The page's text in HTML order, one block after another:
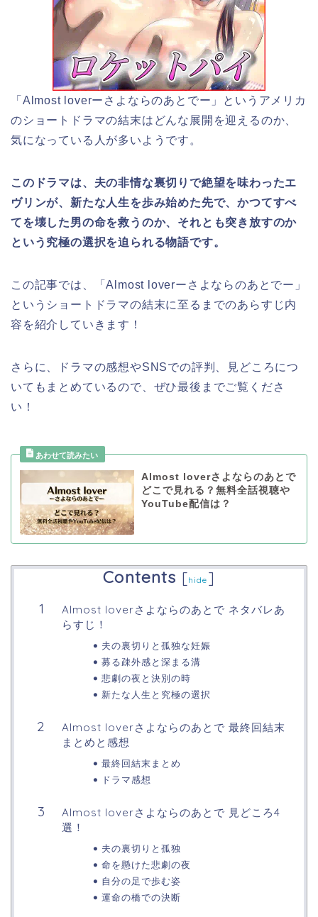
「Almost loverーさよならのあとでー」というアメリカ
のショートドラマの結末はどんな展開を迎えるのか、
気になっている人が多いようです。
このドラマは、夫の非情な裏切りで絶望を味わったエ
ヴリンが、新たな人生を歩み始めた先で、かつてすべ
てを壊した男の命を救うのか、それとも突き放すのか
という究極の選択を迫られる物語です。
この記事では、
「Almost loverーさよならのあとでー」
と いうショートドラマの結末に至るまでのあらすじ内
容を紹介していきます！
さらに、ドラマの感想やSNSでの評判、見どころにつ
いてもまとめているので、ぜひ最後までご覧くださ
い！
Almost loverさよならのあとで
どこで見れる？無料全話視聴や
YouTube配信は？
Contents [hide ]
Almost loverさよならのあとで ネタバレあ
らすじ！
夫の裏切りと孤独な妊娠
募る疎外感と深まる溝
悲劇の夜と決別の時
新たな人生と究極の選択
Almost loverさよならのあとで 最終回結末
まとめと感想
最終回結末まとめ
ドラマ感想
Almost loverさよならのあとで 見どころ4
選！
夫の裏切りと孤独
命を懸けた悲劇の夜
自分の足で歩む姿
運命の橋での決断